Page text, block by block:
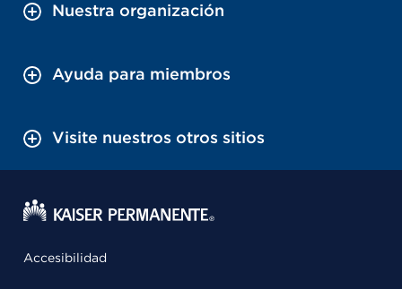
Nuestra organización
Ayuda para miembros
Visite nuestros otros sitios
Accesibilidad